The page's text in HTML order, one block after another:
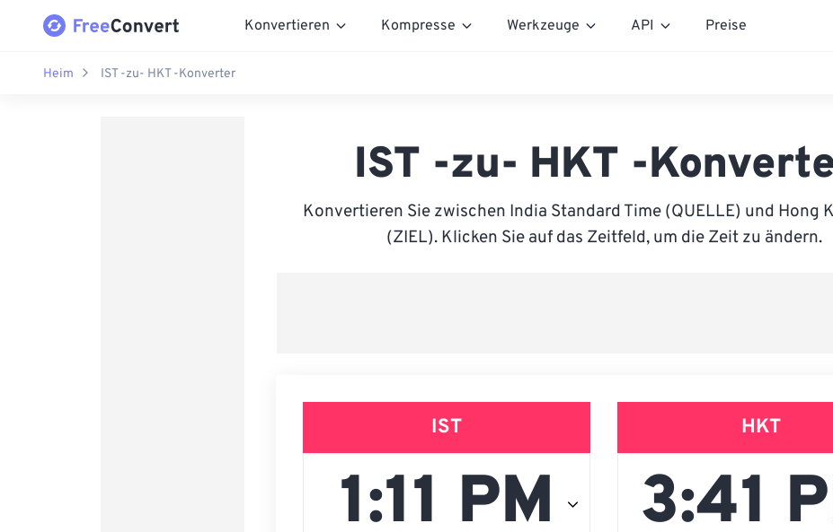
Konvertieren Kompresse Werkzeuge API Preise
Heim IST -zu- HKT -Konverter
IST -zu- HKT -
Konvertieren Sie zwischen India Standard Time (QUELLE) und Hong
(ZIEL). Klicken Sie auf das Zeitfeld, um die Zeit zu ändern.
IST HKT